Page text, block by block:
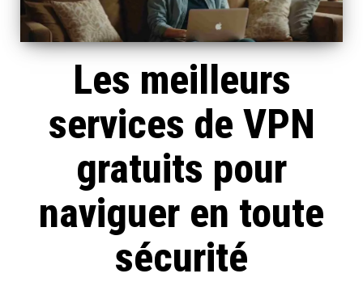
Les meilleurs
services de VPN
gratuits pour
naviguer en toute
sécurité